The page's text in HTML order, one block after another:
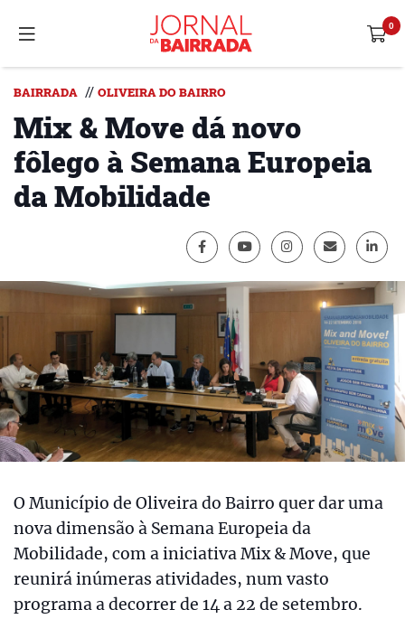
BAIRRADA // OLIVEIRA DO BAIRRO
Mix & Move dá novo
fôlego à Semana Europeia
da Mobilidade
O Município de Oliveira do Bairro quer dar uma
nova dimensão à Semana Europeia da
Mobilidade, com a iniciativa Mix & Move, que
reunirá inúmeras atividades, num vasto
programa a decorrer de 14 a 22 de setembro.